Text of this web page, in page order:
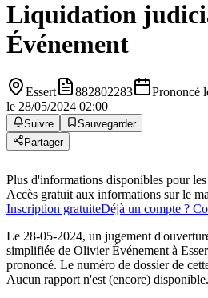
Liquidation
Événement
Essert 882802283 Prononcé
le 28/05/2024 02:00
Suivre
Sauvegarder
Partager
Plus d'informations disponibles pour
Accès gratuit aux informations sur le
Inscription gratuiteDéjà un compte ?
Le 28-05-2024, un jugement
simplifiée de Olivier Événement à
prononcé. Le numéro de dossier de
Aucun rapport n'est (encore) disponible.